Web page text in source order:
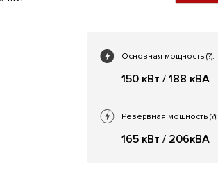
Основная мощность (?):
150 кВт / 188 кВА
Резервная мощность (?):
165 кВт / 206кВА